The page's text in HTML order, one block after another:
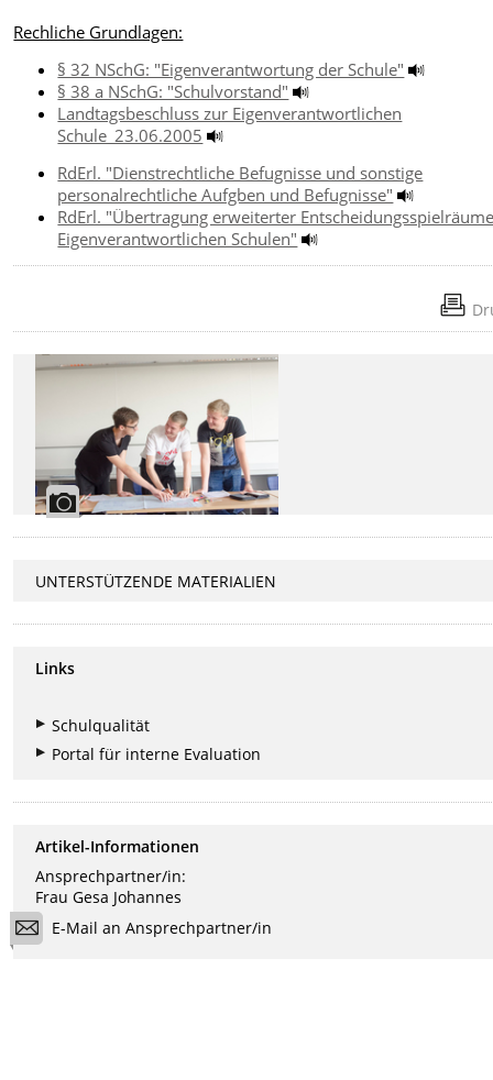
Rechliche Grundlagen:
§ 32 NSchG: "Eigenverantwortung der Schule"
§ 38 a NSchG: "Schulvorstand"
Landtagsbeschluss zur Eigenverantwortlichen
Schule_23.06.2005
RdErl. "Dienstrechtliche Befugnisse und sonstige
personalrechtliche Aufgben und Befugnisse"
RdErl. "Übertragung erweiterter
Eigenverantwortlichen Schulen"
UNTERSTÜTZENDE MATERIALIEN
Links
Schulqualität
Portal für interne Evaluation
Artikel-Informationen
Ansprechpartner/in:
Frau Gesa Johannes
E-Mail an Ansprechpartner/in